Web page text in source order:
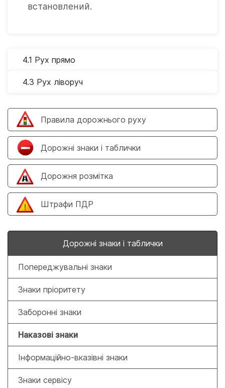
встановлений.
4.1 Рух прямо
4.3 Рух ліворуч
Правила дорожнього руху
Дорожні знаки і таблички
Дорожня розмітка
Штрафи ПДР
Дорожні знаки і таблички
Попереджувальні знаки
Знаки пріоритету
Заборонні знаки
Наказові знаки
Інформаційно-вказівні знаки
Знаки сервісу